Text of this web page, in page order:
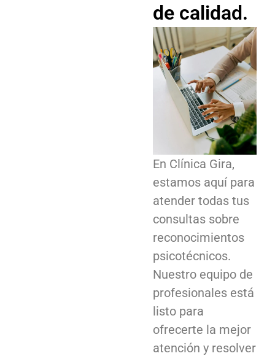
de calidad.
En Clínica Gira,
estamos aquí para
atender todas tus
consultas sobre
reconocimientos
psicotécnicos.
Nuestro equipo de
profesionales está
listo para
ofrecerte la mejor
atención y resolver